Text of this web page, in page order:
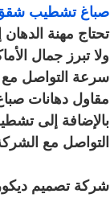
صباغ تشطيب شقق دهانات
تحتاج مهنة
ولا تبرز جمال
سرعة التواصل مع
مقاول دهانات
بالإضافة إلى
التواصل مع
شركة تصميم